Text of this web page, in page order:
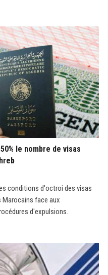
le nombre de visas
conditions d'octroi des visas
Marocains face aux
d'expulsions.